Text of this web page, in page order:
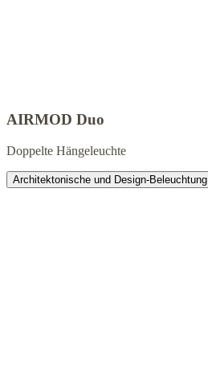
AIRMOD Duo
Doppelte Hängeleuchte
Architektonische und Design-Beleuchtung